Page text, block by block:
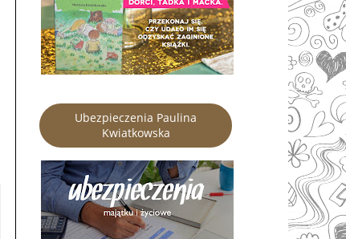
Ubezpieczenia Paulina
Kwiatkowska